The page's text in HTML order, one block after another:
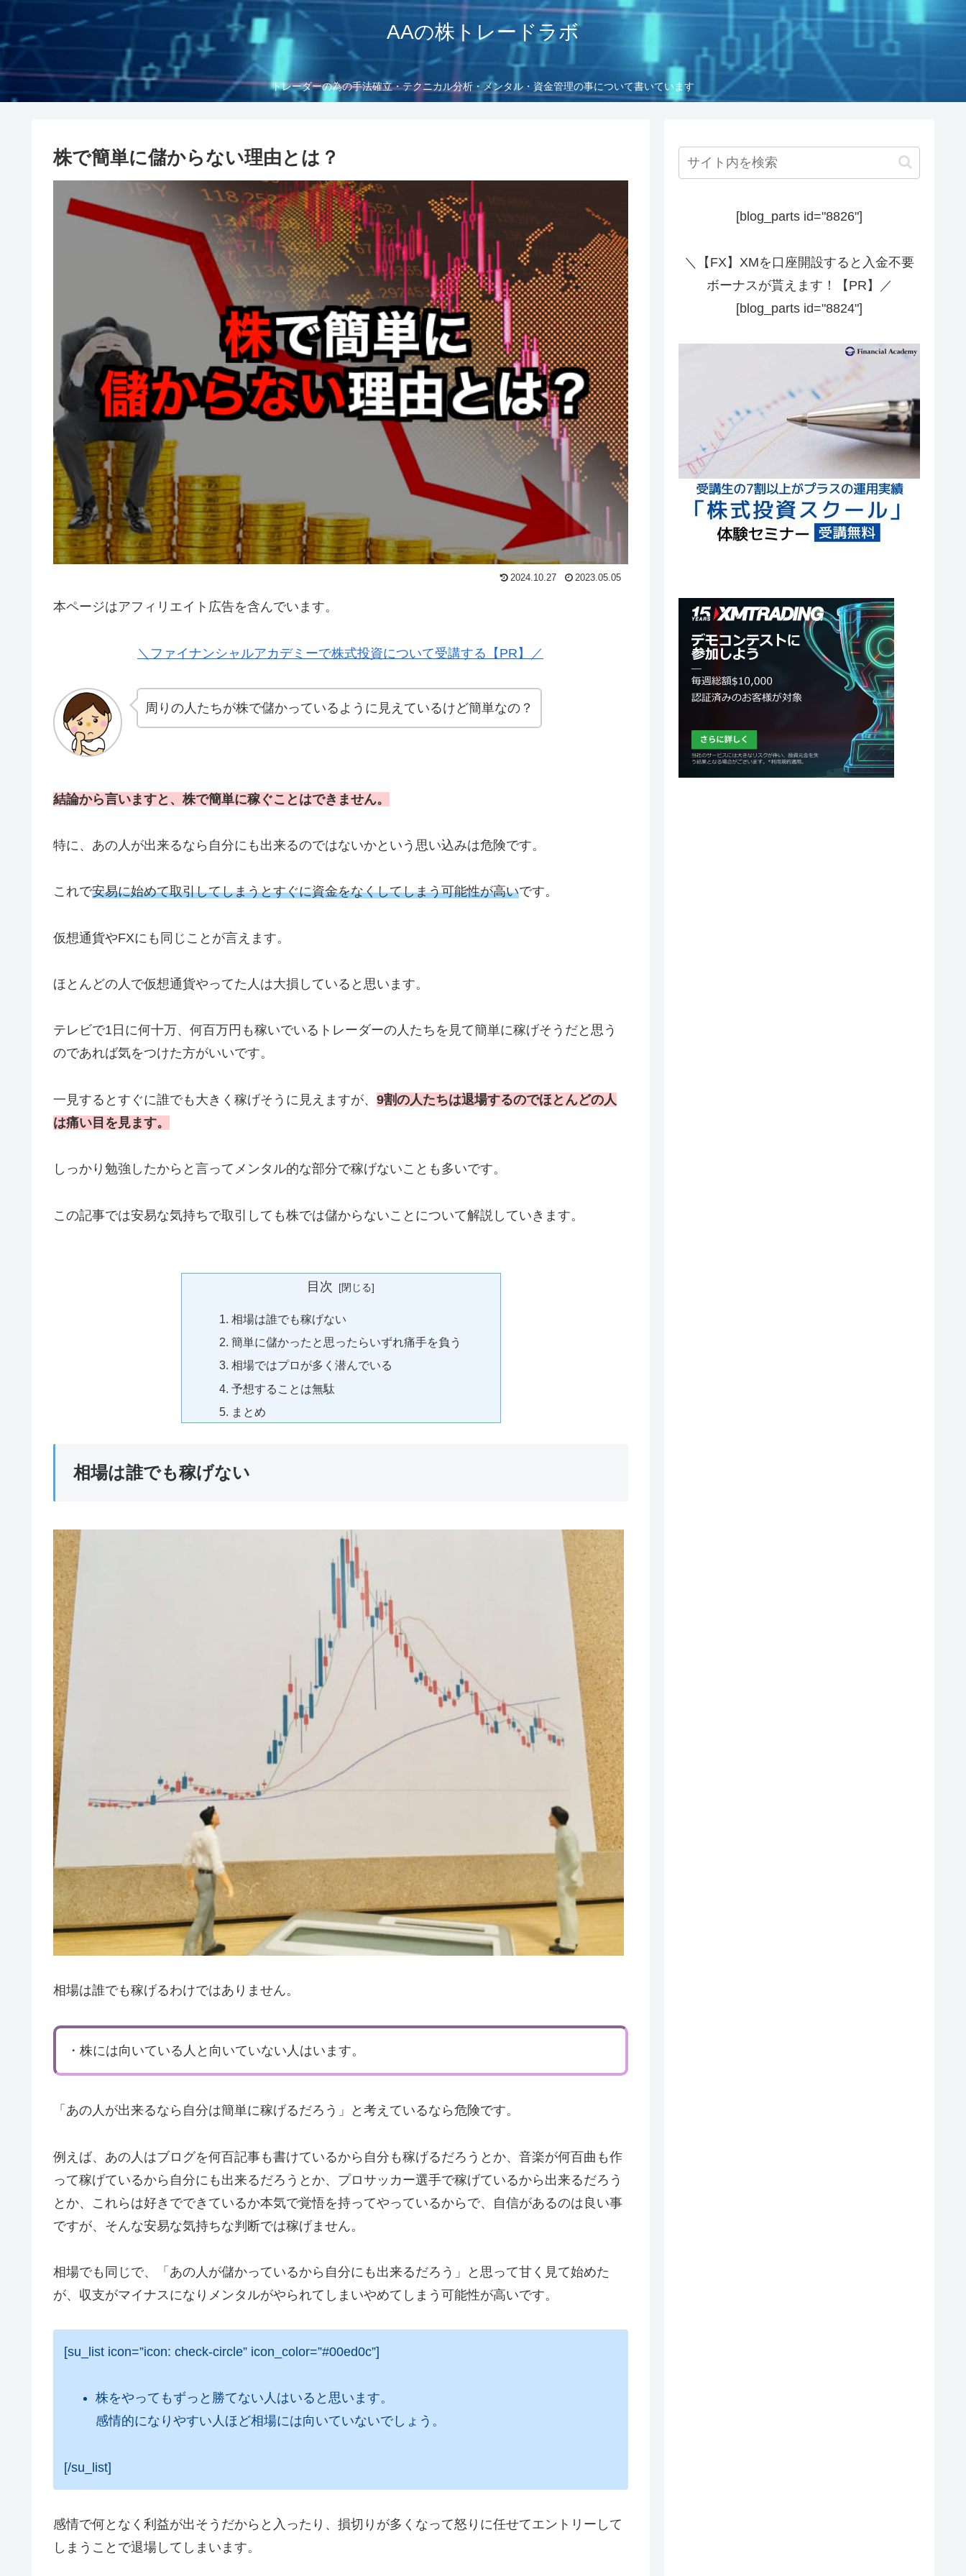
AAの株トレードラボ
トレーダーの為の手法確立・テクニカル分析・メンタル・資金管理の事について書いています
株で簡単に儲からない理由とは？
2024.10.27 2023.05.05
本ページはアフィリエイト広告を含んでいます。
＼ファイナンシャルアカデミーで株式投資について受講する【PR】／
周りの人たちが株で儲かっているように見えているけど簡単なの？
結論から言いますと、株で簡単に稼ぐことはできません。
特に、あの人が出来るなら自分にも出来るのではないかという思い込みは危険です。
これで安易に始めて取引してしまうとすぐに資金をなくしてしまう可能性が高いです。
仮想通貨やFXにも同じことが言えます。
ほとんどの人で仮想通貨やってた人は大損していると思います。
テレビで1日に何十万、何百万円も稼いでいるトレーダーの人たちを見て簡単に稼げそうだと思う
のであれば気をつけた方がいいです。
一見するとすぐに誰でも大きく稼げそうに見えますが、 9割の人たちは退場するのでほとんどの人
は痛い目を見ます。
しっかり勉強したからと言ってメンタル的な部分で稼げないことも多いです。
この記事では安易な気持ちで取引しても株では儲からないことについて解説していきます。
目次
相場は誰でも稼げない
簡単に儲かったと思ったらいずれ痛手を負う
相場ではプロが多く潜んでいる
予想することは無駄
まとめ
相場は誰でも稼げない
相場は誰でも稼げるわけではありません。
・株には向いている人と向いていない人はいます。
「あの人が出来るなら自分は簡単に稼げるだろう」と考えているなら危険です。
例えば、あの人はブログを何百記事も書けているから自分も稼げるだろうとか、音楽が何百曲も作
って稼げているから自分にも出来るだろうとか、プロサッカー選手で稼げているから出来るだろう
とか、これらは好きでできているか本気で覚悟を持ってやっているからで、自信があるのは良い事
ですが、そんな安易な気持ちな判断では稼げません。
相場でも同じで、「あの人が儲かっているから自分にも出来るだろう」と思って甘く見て始めた
が、収支がマイナスになりメンタルがやられてしまいやめてしまう可能性が高いです。
[su_list icon=”icon: check-circle” icon_color=”#00ed0c”]
株をやってもずっと勝てない人はいると思います。
感情的になりやすい人ほど相場には向いていないでしょう。
[/su_list]
感情で何となく利益が出そうだからと入ったり、損切りが多くなって怒りに任せてエントリーして
しまうことで退場してしまいます。
[blog_parts id="8826"]
＼【FX】XMを口座開設すると入金不要
ボーナスが貰えます！【PR】／
[blog_parts id="8824"]